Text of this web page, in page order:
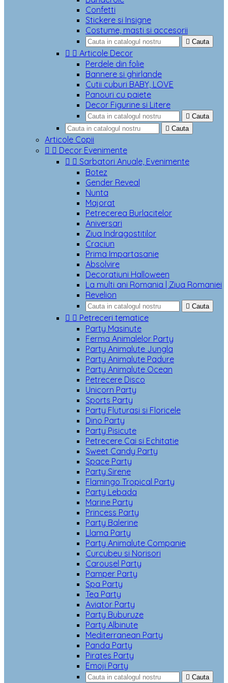
Confetti
Stickere si Insigne
Costume, masti si accesorii
 Cauta
  Articole Decor
Perdele din folie
Bannere si ghirlande
Cutii cuburi BABY, LOVE
Panouri cu paiete
Decor Figurine si Litere
 Cauta
 Cauta
Articole Copii
  Decor Evenimente
  Sarbatori Anuale, Evenimente
Botez
Gender Reveal
Nunta
Majorat
Petrecerea Burlacitelor
Aniversari
Ziua Indragostitilor
Craciun
Prima Impartasanie
Absolvire
Decoratiuni Halloween
La multi ani Romania | Ziua Romaniei
Revelion
 Cauta
  Petreceri tematice
Party Masinute
Ferma Animalelor Party
Party Animalute Jungla
Party Animalute Padure
Party Animalute Ocean
Petrecere Disco
Unicorn Party
Sports Party
Party Fluturasi si Floricele
Dino Party
Party Pisicute
Petrecere Cai si Echitatie
Sweet Candy Party
Space Party
Party Sirene
Flamingo Tropical Party
Party Lebada
Marine Party
Princess Party
Party Balerine
Llama Party
Party Animalute Companie
Curcubeu si Norisori
Carousel Party
Pamper Party
Spa Party
Tea Party
Aviator Party
Party Buburuze
Party Albinute
Mediterranean Party
Panda Party
Pirates Party
Emoji Party
 Cauta